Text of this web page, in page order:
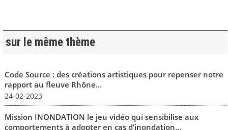
sur le même thème
Code Source : des créations artistiques pour repenser notre
rapport au fleuve Rhône...
24-02-2023
Mission INONDATION le jeu vidéo qui sensibilise aux
comportements à adopter en cas d’inondation...